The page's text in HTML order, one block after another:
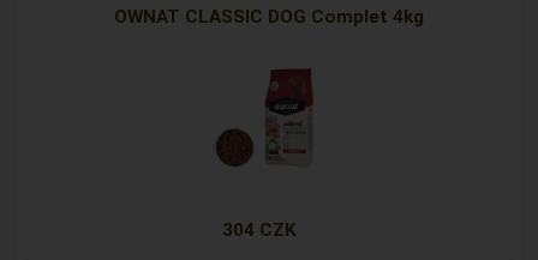
OWNAT CLASSIC DOG Complet 4kg
304 CZK